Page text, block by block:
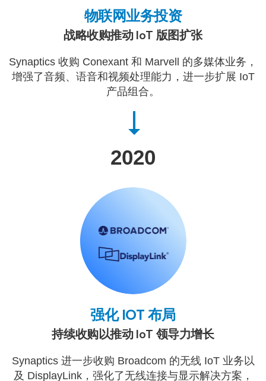
物联网业务投资
战略收购推动 IoT 版图扩张
Synaptics 收购 Conexant 和 Marvell 的多媒体业务，
增强了音频、语音和视频处理能力，进一步扩展 IoT
产品组合。
2020
强化 IOT 布局
持续收购以推动 IoT 领导力增长
Synaptics 进一步收购 Broadcom 的无线 IoT 业务以
及 DisplayLink，强化了无线连接与显示解决方案，